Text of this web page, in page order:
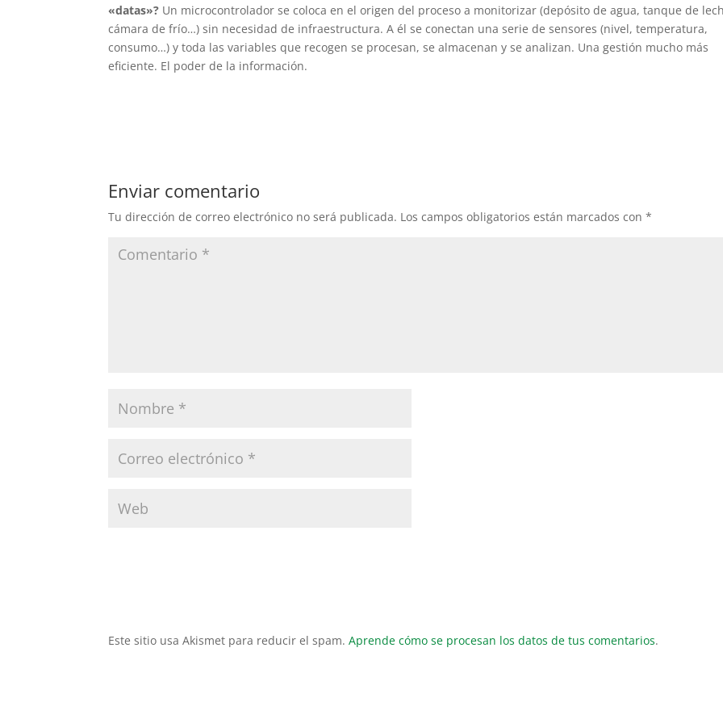
«datas»? Un microcontrolador se coloca en el origen del proceso a monitorizar (depósito de agua, tanque de
cámara de frío…) sin necesidad de infraestructura. A él se conectan una serie de sensores (nivel, temperatura,
consumo…) y toda las variables que recogen se procesan, se almacenan y se analizan. Una gestión mucho más
eficiente. El poder de la información.
Enviar comentario
Tu dirección de correo electrónico no será publicada. Los campos obligatorios están marcados con*
Este sitio usa Akismet para reducir el spam.Aprende cómo se procesan los datos de tus comentarios.